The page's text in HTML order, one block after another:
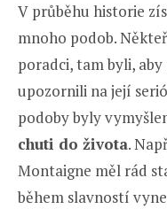
V průběhu historie
mnoho podob.
poradci, tam byli,
upozornili na její
podoby byly
chuti do života.
Montaigne měl rád
během slavností